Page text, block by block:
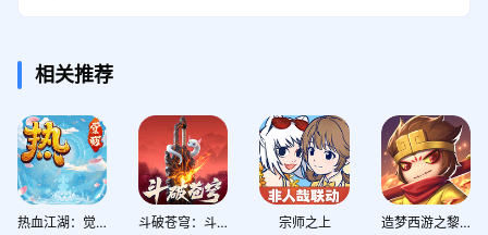
相关推荐
热血江湖：觉醒 斗破苍穹：斗帝之路 宗师之上 造梦西游之黎尤浩劫篇